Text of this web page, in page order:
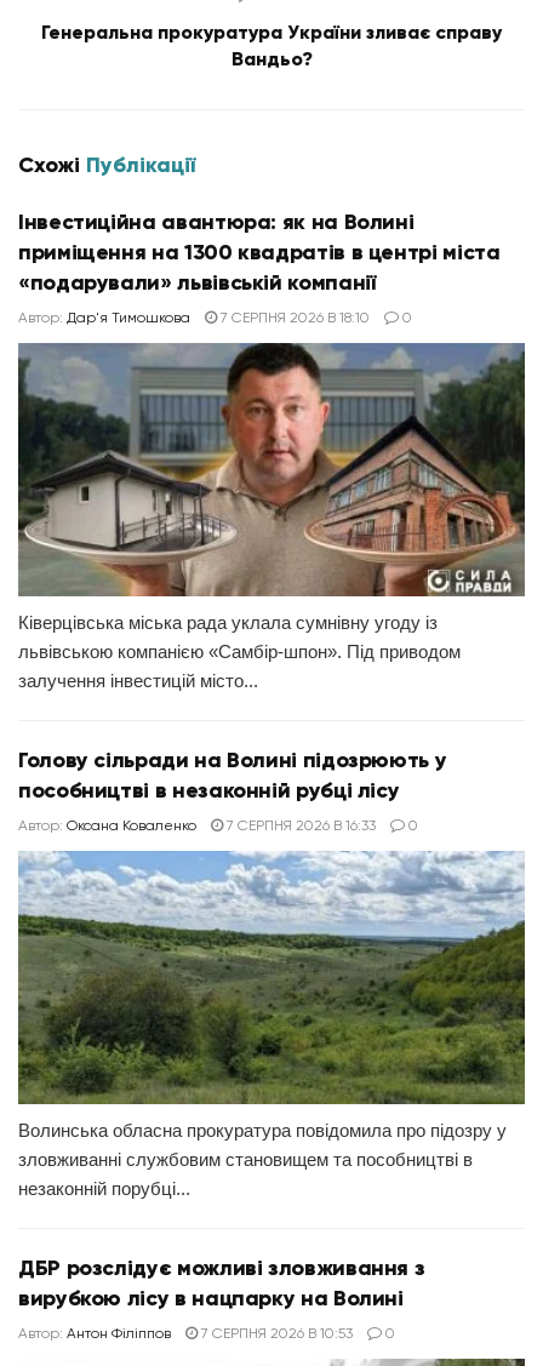
Генеральна прокуратура України зливає справу
Вандьо?
Схожі Публікації
Інвестиційна авантюра: як на Волині
приміщення на 1300 квадратів в центрі міста
«подарували» львівській компанії
Автор: Дар'я Тимошкова 7 СЕРПНЯ 2026 В 18:10 0
Ківерцівська міська рада уклала сумнівну угоду із
львівською компанією «Самбір-шпон». Під приводом
залучення інвестицій місто...
Голову сільради на Волині підозрюють у
пособництві в незаконній рубці лісу
Автор: Оксана Коваленко 7 СЕРПНЯ 2026 В 16:33 0
Волинська обласна прокуратура повідомила про підозру у
зловживанні службовим становищем та пособництві в
незаконній порубці...
ДБР розслідує можливі зловживання з
вирубкою лісу в нацпарку на Волині
Автор: Антон Філіппов 7 СЕРПНЯ 2026 В 10:53 0